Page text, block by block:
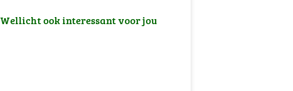
Wellicht ook interessant voor jou